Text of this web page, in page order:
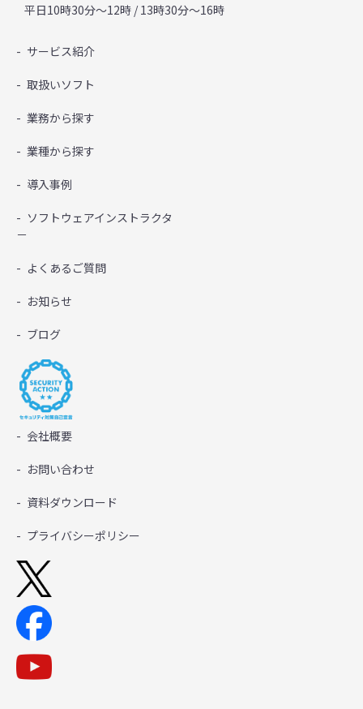
平日10時30分～12時 / 13時30分～16時
サービス紹介
取扱いソフト
業務から探す
業種から探す
導入事例
ソフトウェアインストラクタ
－
よくあるご質問
お知らせ
ブログ
会社概要
お問い合わせ
資料ダウンロード
プライバシーポリシー